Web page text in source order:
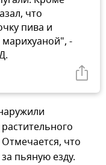
что
пива и
марихуаной", -
что
пьяную езду.